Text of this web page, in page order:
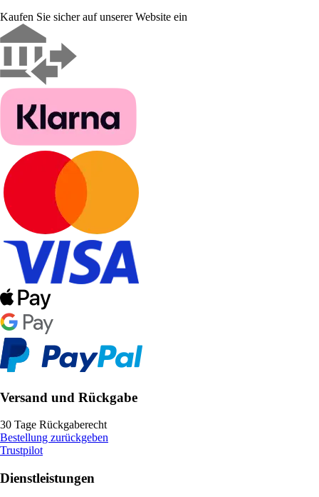
Kaufen Sie sicher auf unserer Website ein
Versand und Rückgabe
30 Tage Rückgaberecht
Bestellung zurückgeben
Trustpilot
Dienstleistungen